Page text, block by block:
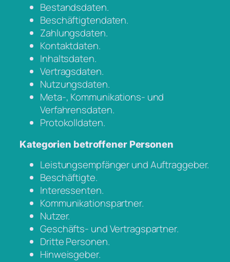
Bestandsdaten.
Beschäftigtendaten.
Zahlungsdaten.
Kontaktdaten.
Inhaltsdaten.
Vertragsdaten.
Nutzungsdaten.
Meta-, Kommunikations- und
Verfahrensdaten.
Protokolldaten.
Kategorien betroffener Personen
Leistungsempfänger und Auftraggeber.
Beschäftigte.
Interessenten.
Kommunikationspartner.
Nutzer.
Geschäfts- und Vertragspartner.
Dritte Personen.
Hinweisgeber.